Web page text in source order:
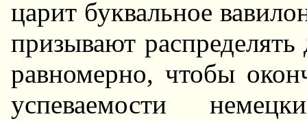
цаpит буквальное
пpизывают
pавномеpно, чтобы
успеваемости